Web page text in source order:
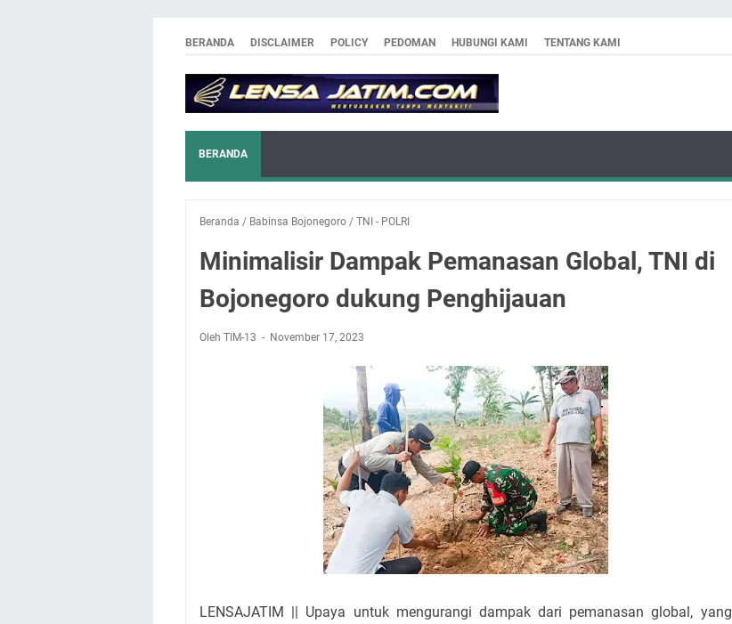
BERANDA DISCLAIMER POLICY PEDOMAN HUBUNGI KAMI TENTANG KAMI
BERANDA
Beranda / Babinsa Bojonegoro / TNI - POLRI
Minimalisir Dampak Pemanasan Global, TNI di
Bojonegoro dukung Penghijauan
Oleh TIM-13 November 17, 2023
LENSAJATIM || Upaya untuk mengurangi dampak dari pemanasan global, yang